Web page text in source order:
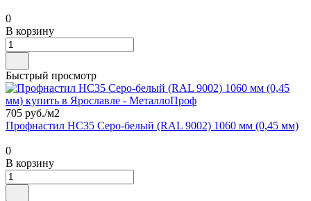
0
В корзину
Быстрый просмотр
705 руб./м2
Профнастил НС35 Серо-белый (RAL 9002) 1060 мм (0,45 мм)
0
В корзину